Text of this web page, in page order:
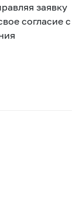
заявку
согласие с